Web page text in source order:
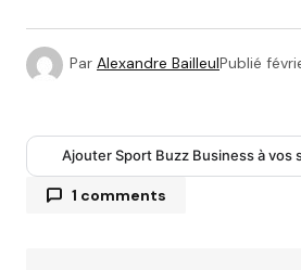
Par Alexandre BailleulPublié
Ajouter Sport Buzz Business à vos
1 comments